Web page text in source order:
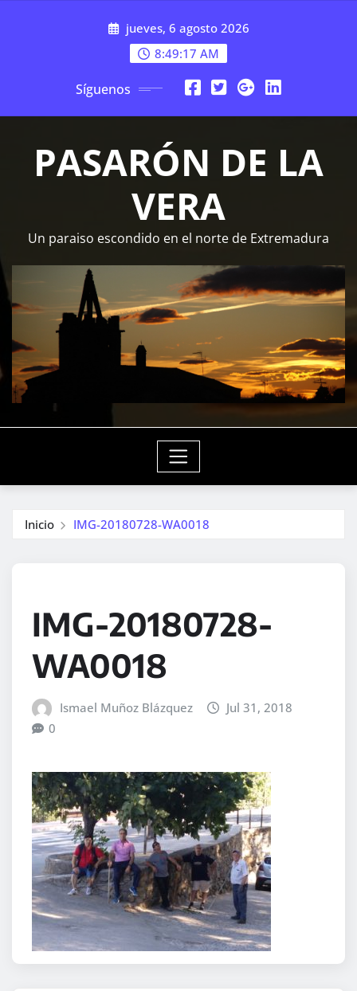
jueves, 6 agosto 2026
8:49:17 AM
Síguenos
PASARÓN DE LA
VERA
Un paraiso escondido en el norte de Extremadura
Inicio IMG-20180728-WA0018
IMG-20180728-
WA0018
Ismael Muñoz Blázquez
Jul 31, 2018
0